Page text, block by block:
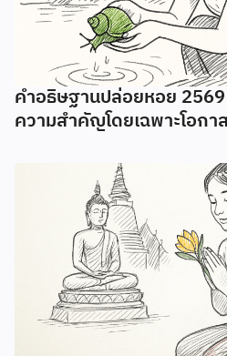
คำอธิษฐานปล่อยหอย
ความสำคัญโดยเฉพาะโอกา